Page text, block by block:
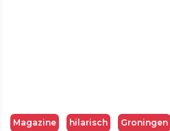
Magazine hilarisch Groningen